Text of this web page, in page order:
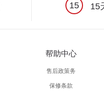
15 15
帮助中心
售后政策务
保修条款